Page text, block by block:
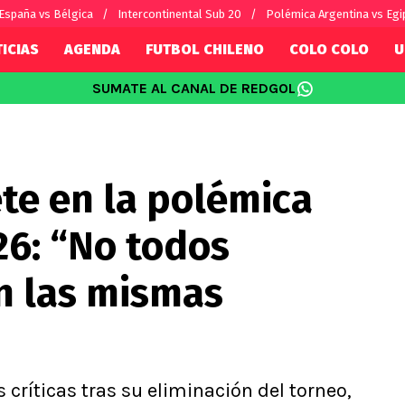
España vs Bélgica Intercontinental Sub 20 Polémica Argentina vs
por el mundo
Fútbol Argentino
Fútbol Brasileño
AGENDA FUTBOL CHILENO COLO COLO
SUMATE AL CANAL DE REDGOL
en la polémica
“No todos
las mismas
críticas tras su eliminación del torneo,